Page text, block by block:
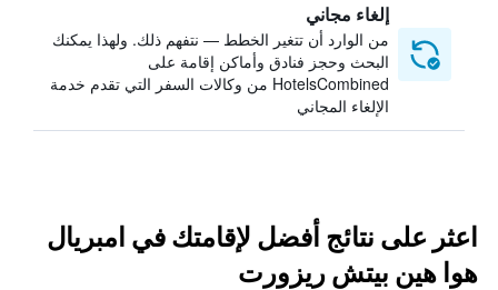
إلغاء مجاني
من الوارد أن تتغير الخطط — نتفهم ذلك. ولهذا يمكنك
البحث وحجز فنادق وأماكن إقامة على
HotelsCombined من وكالات السفر التي تقدم خدمة
الإلغاء المجاني
اعثر على نتائج أفضل لإقامتك في امبريال
هوا هين بيتش ريزورت